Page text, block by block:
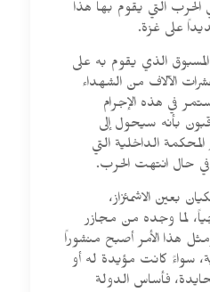
الحرب التي يقوم بها هذا
على غزة.
المسبوق الذي يقوم به على
الآلاف من الشهداء
في هذه الإجرام
بأنه سيحول إلى
الداخلية التي
حال انتهت الحرب.
بعين الاشمئزاز،
لما وجده من مجازر
هذا الأمر أصبح منشوراً
سواءً كانت مؤيدة له أو
فأساس الدولة